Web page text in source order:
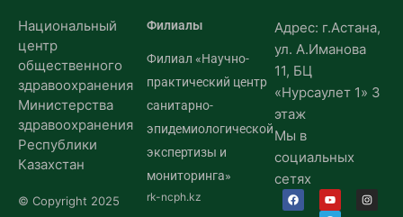
Национальный
центр
общественного
здравоохранения
Министерства
здравоохранения
Республики
Казахстан
© Copyright 2025
Филиалы
Филиал «Научно-
практический центр
санитарно-
эпидемиологической
экспертизы и
мониторинга»
rk-ncph.kz
Адрес: г.Астана,
ул. А.Иманова
11, БЦ
«Нурсаулет 1» 3
этаж
Мы в
социальных
сетях